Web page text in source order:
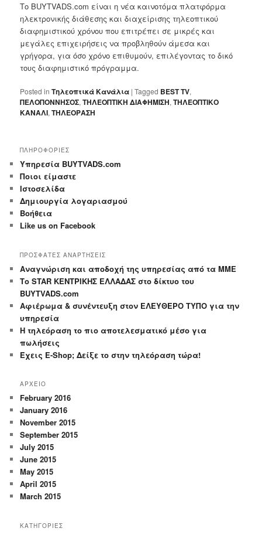
Το BUYTVADS.com είναι η νέα καινοτόμα πλατφόρμα
ηλεκτρονικής διάθεσης και διαχείρισης τηλεοπτικού
διαφημιστικού χρόνου που επιτρέπει σε μικρές και
μεγάλες επιχειρήσεις να προβληθούν άμεσα και
γρήγορα, για όσο χρόνο επιθυμούν, επιλέγοντας το δικό
τους διαφημιστικό πρόγραμμα.
Posted in Τηλεοπτικά Κανάλια |Tagged BEST TV,
ΠΕΛΟΠΟΝΝΗΣΟΣ,ΤΗΛΕΟΠΤΙΚΗ ΔΙΑΦΗΜΙΣΗ,ΤΗΛΕΟΠΤΙΚΟ
ΚΑΝΑΛΙ,ΤΗΛΕΟΡΑΣΗ
ΠΛΗΡΟΦΟΡΙΕΣ
Yπηρεσία BUYTVADS.com
Ποιοι είμαστε
Ιστοσελίδα
Δημιουργία λογαριασμού
Βοήθεια
Like us on Facebook
ΠΡΟΣΦΑΤΕΣ ΑΝΑΡΤΗΣΕΙΣ
Αναγνώριση και αποδοχή της υπηρεσίας από τα ΜΜΕ
Το STAR ΚΕΝΤΡΙΚΗΣ ΕΛΛΑΔΑΣ στο δίκτυο του
BUYTVADS.com
Αφιέρωμα & συνέντευξη στον ΕΛΕΥΘΕΡΟ ΤΥΠΟ για την
υπηρεσία
Η τηλεόραση το πιο αποτελεσματικό μέσο για
πωλήσεις
Έχεις E-Shop; Δείξε το στην τηλεόραση τώρα!
ΑΡΧΕΙΟ
February 2016
January 2016
November 2015
September 2015
July 2015
June 2015
May 2015
April 2015
March 2015
ΚΑΤΗΓΟΡΙΕΣ